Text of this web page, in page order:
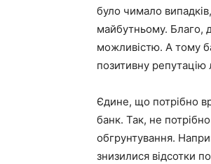
було чимало
майбутньому. Благо,
можливістю. А тому
позитивну репутацію
Єдине, що потрібно
банк. Так, не
обгрунтування.
знизилися відсотки